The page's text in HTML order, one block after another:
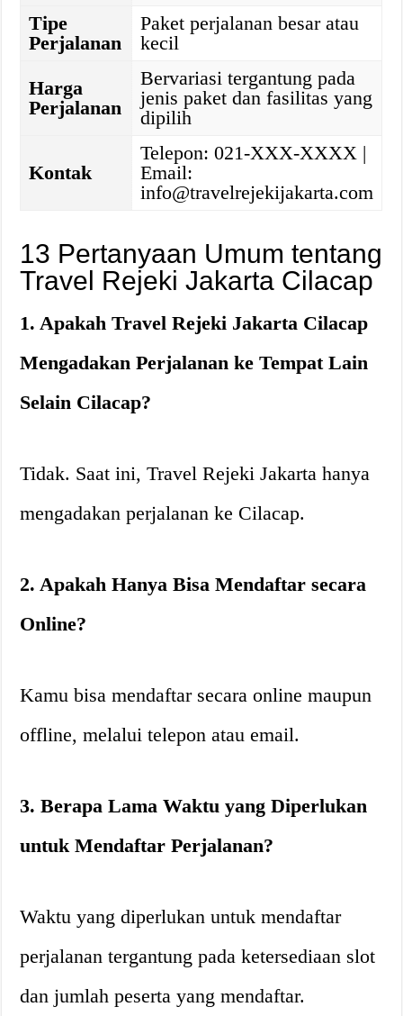
Tipe
Perjalanan
Paket perjalanan besar atau
kecil
Harga
Perjalanan
Bervariasi tergantung pada
jenis paket dan fasilitas yang
dipilih
Kontak
Telepon: 021-XXX-XXXX |
Email:
info@travelrejekijakarta.com
13 Pertanyaan Umum tentang
Travel Rejeki Jakarta Cilacap
1. Apakah Travel Rejeki Jakarta Cilacap
Mengadakan Perjalanan ke Tempat Lain
Selain Cilacap?
Tidak. Saat ini, Travel Rejeki Jakarta hanya
mengadakan perjalanan ke Cilacap.
2. Apakah Hanya Bisa Mendaftar secara
Online?
Kamu bisa mendaftar secara online maupun
offline, melalui telepon atau email.
3. Berapa Lama Waktu yang Diperlukan
untuk Mendaftar Perjalanan?
Waktu yang diperlukan untuk mendaftar
perjalanan tergantung pada ketersediaan slot
dan jumlah peserta yang mendaftar.